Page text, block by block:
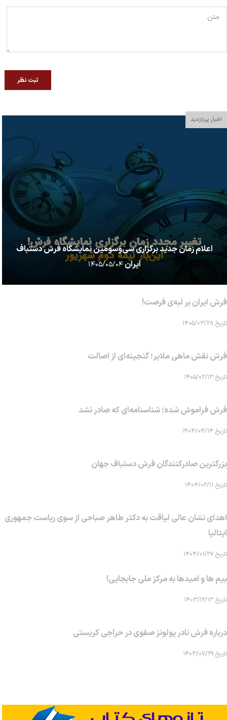
ثبت نظر
اخبار پربازدید
اعلام زمان جدید برگزاری سی‌وسومین نمایشگاه فرش دستباف
ایران۱۴۰۵/۰۵/۰۴
فرش ایران بر لبه‌ی فرصت!
تاریخ ۱۴۰۵/۰۳/۲۸
فرش نقش ماهی‌ ملایر؛ گنجینه‌ای از اصالت
تاریخ ۱۴۰۵/۰۲/۱۳
فرش فراموش شده؛ شناسنامه‌ای که صادر نشد
تاریخ ۱۴۰۴/۰۴/۱۴
بزرگترین صادرکنندگان فرش دستباف جهان
تاریخ ۱۴۰۴/۰۲/۱۱
اهدای نشان عالی لیاقت به دکتر طاهر صباحی از سوی ریاست جمهوری
ایتالیا
تاریخ ۱۴۰۴/۰۱/۲۷
بیم ها و امیدها به مرکز ملی جابجایی!
تاریخ ۱۴۰۳/۱۲/۱۳
درباره فرش نادر پولونز صفوی در حراجی کریستی
تاریخ ۱۴۰۳/۰۷/۲۹